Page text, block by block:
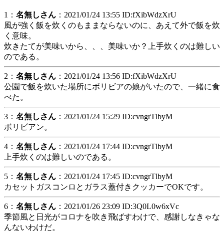
1： 名無しさん ：2021/01/24 13:55 ID:fXibWdzXrU
風が強く飯を炊くのもままならないのに、あえて外で飯を炊
く意味。
炊きたてが美味いから、、、美味いか？上手炊くのは難しい
のである。
2： 名無しさん ：2021/01/24 13:56 ID:fXibWdzXrU
公園で飯を炊いた場所にボリビアの娘がいたので、一緒に食
べた。
3： 名無しさん ：2021/01/24 15:29 ID:cvngrTlbyM
ボリビアン。
4： 名無しさん ：2021/01/24 17:44 ID:cvngrTlbyM
上手炊くのは難しいのである。
5： 名無しさん ：2021/01/24 17:45 ID:cvngrTlbyM
カセットガスコンロとガラス蓋付きクッカーでOKです。
6： 名無しさん ：2021/01/26 23:09 ID:3Q0L0w6xVc
季節風と日光がコロナを吹き飛ばすわけで、感謝しなきゃな
んないわけだ。